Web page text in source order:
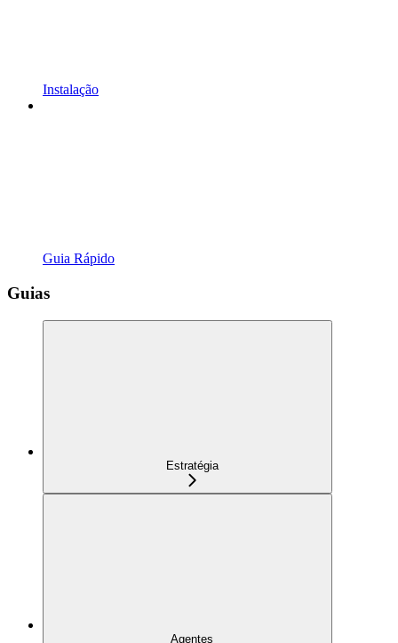
Instalação
Guia Rápido
Guias
Estratégia
Agentes